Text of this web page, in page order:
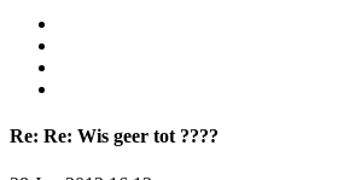
Re: Re: Wis geer tot ????